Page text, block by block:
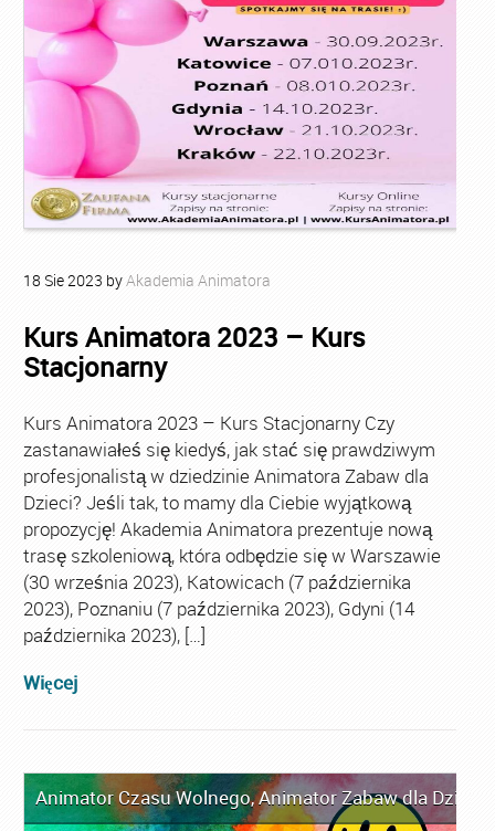
18 Sie2023 byAkademia Animatora
Kurs Animatora 2023 – Kurs
Stacjonarny
Kurs Animatora 2023 – Kurs Stacjonarny Czy
zastanawiałeś się kiedyś, jak stać się prawdziwym
profesjonalistą w dziedzinie Animatora Zabaw dla
Dzieci? Jeśli tak, to mamy dla Ciebie wyjątkową
propozycję! Akademia Animatora prezentuje nową
trasę szkoleniową, która odbędzie się w Warszawie
(30 września 2023), Katowicach (7 października
2023), Poznaniu (7 października 2023), Gdyni (14
października 2023), […]
Więcej
Animator Czasu Wolnego,Animator Zabaw dla Dzieci